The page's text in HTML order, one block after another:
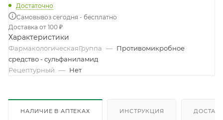
Достаточно
Самовывоз сегодня - бесплатно
Доставка от 100 ₽
Характеристики
ФармакологическаяГруппа — Противомикробное
средство - сульфаниламид
Рецептурный — Нет
НАЛИЧИЕ В АПТЕКАХ ИНСТРУКЦИЯ